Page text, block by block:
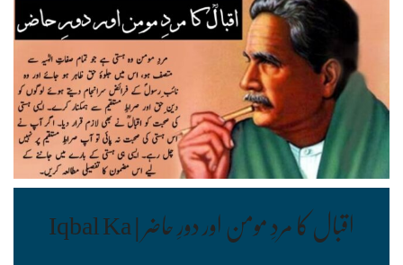
اقبال کا مردِ مومن اور دورِ حاضر | Iqbal Ka